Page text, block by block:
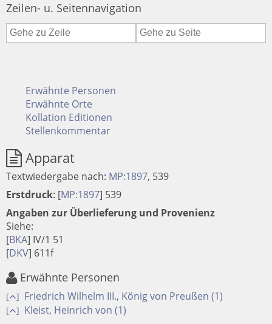
Zeilen- u. Seitennavigation
Erwähnte Personen
Erwähnte Orte
Kollation Editionen
Stellenkommentar
Apparat
Textwiedergabe nach: MP:1897, 539
Erstdruck: [MP:1897] 539
Angaben zur Überlieferung und Provenienz
Siehe:
[BKA] IV/1 51
[DKV] 611f
Erwähnte Personen
[ ] Friedrich Wilhelm III., König von Preußen (1)
[ ] Kleist, Heinrich von (1)